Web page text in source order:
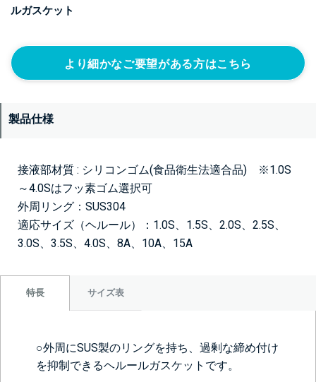
ルガスケット
より細かなご要望がある方はこちら
製品仕様
接液部材質 : シリコンゴム(食品衛生法適合品) ※1.0S
～4.0Sはフッ素ゴム選択可
外周リング：SUS304
適応サイズ（ヘルール）：1.0S、1.5S、2.0S、2.5S、
3.0S、3.5S、4.0S、8A、10A、15A
特長 サイズ表
○外周にSUS製のリングを持ち、過剰な締め付け
を抑制できるヘルールガスケットです。